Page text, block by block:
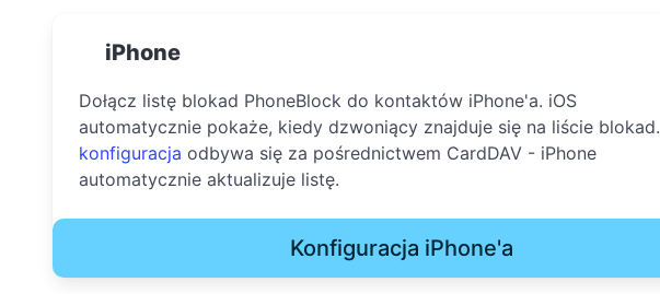
iPhone
Dołącz listę blokad PhoneBlock do kontaktów iPhone'a. iOS
automatycznie pokaże, kiedy dzwoniący znajduje się na liście blokad.
konfiguracja odbywa się za pośrednictwem CardDAV - iPhone
automatycznie aktualizuje listę.
Konfiguracja iPhone'a